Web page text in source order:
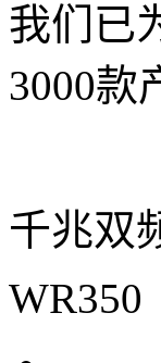
我们已
3000款
千兆双
WR350